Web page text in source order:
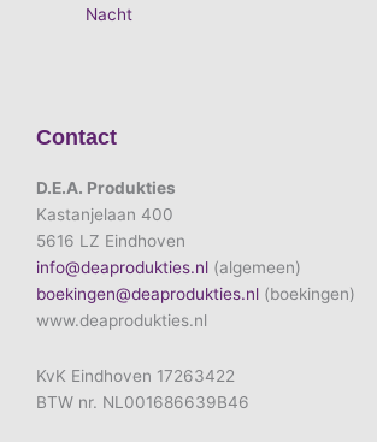
Nacht
Contact
D.E.A. Produkties
Kastanjelaan 400
5616 LZ Eindhoven
info@deaprodukties.nl (algemeen)
boekingen@deaprodukties.nl (boekingen)
www.deaprodukties.nl
KvK Eindhoven 17263422
BTW nr. NL001686639B46